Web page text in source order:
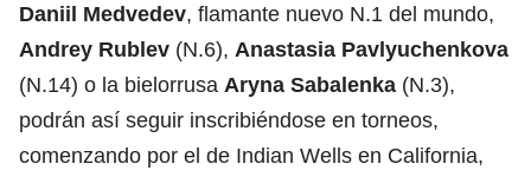
Daniil Medvedev, flamante nuevo N.1 del mundo,
Andrey Rublev (N.6), Anastasia Pavlyuchenkova
(N.14) o la bielorrusa Aryna Sabalenka (N.3),
podrán así seguir inscribiéndose en torneos,
comenzando por el de Indian Wells en California,